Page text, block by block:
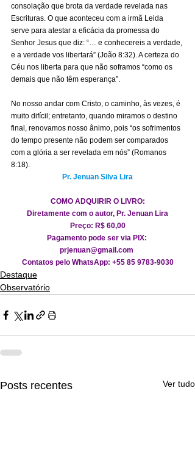
consolação que brota da verdade revelada nas
Escrituras. O que aconteceu com a irmã Leida
serve para atestar a eficácia da promessa do
Senhor Jesus que diz: “… e conhecereis a verdade,
e a verdade vos libertará” (João 8:32). A certeza do
Céu nos liberta para que não soframos “como os
demais que não têm esperança”.
​No nosso andar com Cristo, o caminho, às vezes, é
muito difícil; entretanto, quando miramos o destino
final, renovamos nosso ânimo, pois “os sofrimentos
do tempo presente não podem ser comparados
com a glória a ser revelada em nós” (Romanos
8:18).
Pr. Jenuan Silva Lira
COMO ADQUIRIR O LIVRO:
Diretamente com o autor, Pr. Jenuan Lira
Preço: R$ 60,00
Pagamento pode ser via PIX:
prjenuan@gmail.com
Contatos pelo WhatsApp: +55 85 9783-9030
Destaque
Observatório
Posts recentes Ver tudo